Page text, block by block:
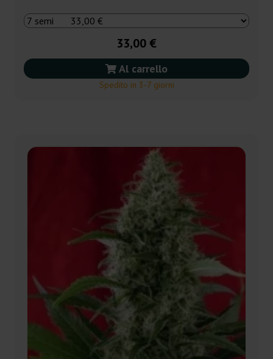
33,00 €
Al carrello
Spedito in 3-7 giorni